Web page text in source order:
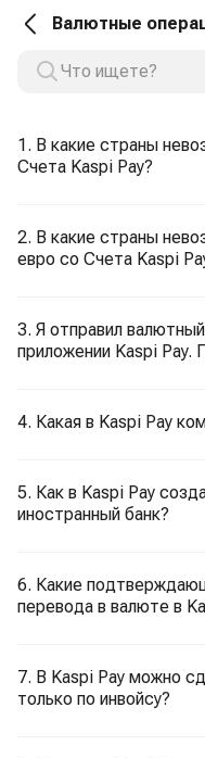
1. В какие страны
Счета Kaspi Pay?
2. В какие страны
евро со Счета Kaspi
3. Я отправил
приложении Kaspi Pay.
4. Какая в Kaspi Pay
5. Как в Kaspi Pay
иностранный банк?
6. Какие
перевода в валюте в
7. В Kaspi Pay можно
только по инвойсу?